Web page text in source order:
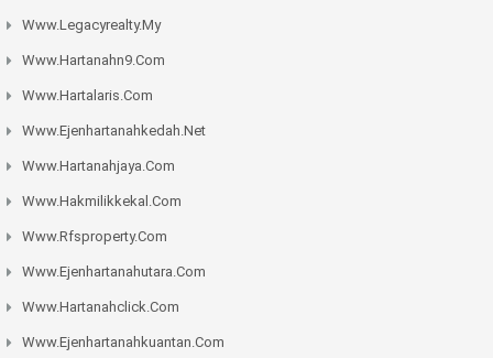
Www.legacyrealty.my
Www.hartanahn9.com
Www.hartalaris.com
Www.ejenhartanahkedah.net
Www.hartanahjaya.com
Www.hakmilikkekal.com
Www.rfsproperty.com
Www.ejenhartanahutara.com
Www.hartanahclick.com
Www.ejenhartanahkuantan.com